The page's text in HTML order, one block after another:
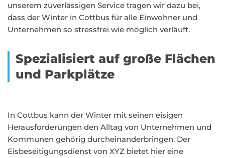
unserem zuverlässigen Service tragen wir dazu bei,
dass der Winter in Cottbus für alle Einwohner und
Unternehmen so stressfrei wie möglich verläuft.
Spezialisiert auf große Flächen
und Parkplätze
In Cottbus kann der Winter mit seinen eisigen
Herausforderungen den Alltag von Unternehmen und
Kommunen gehörig durcheinanderbringen. Der
Eisbeseitigungsdienst von XYZ bietet hier eine